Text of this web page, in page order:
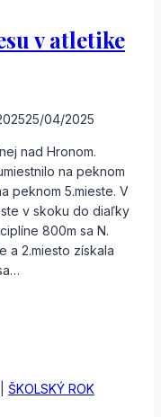
v atletike
25/04/2025
nad Hronom.
na peknom
peknom 5.mieste. V
v skoku do diaľky
800m sa N.
a 2.miesto získala
ŠKOLSKÝ ROK